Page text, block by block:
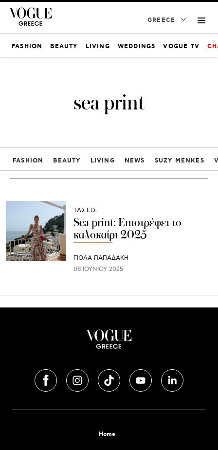
GREECE
FASHION BEAUTY LIVING WEDDINGS VOGUE TV
sea print
FASHION BEAUTY LIVING NEWS SUZY MENKES
ΤΑΣΕΙΣ
Sea print: Επιστρέφει το
καλοκαίρι 2025
ΓΙΌΛΑ ΠΑΠΑΔΆΚΗ
08 ΙΟΥΝΊΟΥ 2025
Home